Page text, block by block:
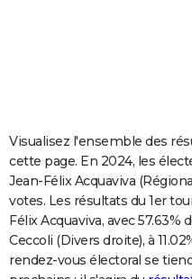
Carte de Noël
Carte Bonne année
Carte Saint-Valentin
Carte Pâques
Carte d'anniversaire
DICTIONNAIRE
Dictionnaire
Biographies
Citations
Expressions
Proverbes
PROGRAMME TV
COPAINS D'AVANT
S'inscrire
Se connecter
Lycées
Collèges
Primaires
Universités
Entreprises
Service militaire
Avis de recherche
Visualisez l'ensemble des
cette page. En 2024, les
Jean-Félix Acquaviva
votes. Les résultats du 1er
Félix Acquaviva, avec 57.63%
Ceccoli (Divers droite), à
rendez-vous électoral se